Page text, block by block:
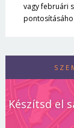
vagy februári
Készítsd el